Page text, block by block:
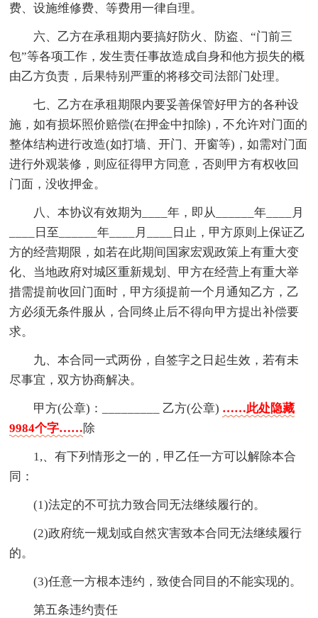
费、设施维修费、等费用一律自理。
六、乙方在承租期内要搞好防火、防盗、“门前三
包”等各项工作，发生责任事故造成自身和他方损失的概
由乙方负责，后果特别严重的将移交司法部门处理。
七、乙方在承租期限内要妥善保管好甲方的各种设
施，如有损坏照价赔偿(在押金中扣除)，不允许对门面的
整体结构进行改造(如打墙、开门、开窗等)，如需对门面
进行外观装修，则应征得甲方同意，否则甲方有权收回
门面，没收押金。
八、本协议有效期为____年，即从______年____月
____日至______年____月____日止，甲方原则上保证乙
方的经营期限，如若在此期间国家宏观政策上有重大变
化、当地政府对城区重新规划、甲方在经营上有重大举
措需提前收回门面时，甲方须提前一个月通知乙方，乙
方必须无条件服从，合同终止后不得向甲方提出补偿要
求。
九、本合同一式两份，自签字之日起生效，若有未
尽事宜，双方协商解决。
甲方(公章)：_________ 乙方(公章) ……此处隐藏
9984个字……除
1,、有下列情形之一的，甲乙任一方可以解除本合
同：
(1)法定的不可抗力致合同无法继续履行的。
(2)政府统一规划或自然灾害致本合同无法继续履行
的。
(3)任意一方根本违约，致使合同目的不能实现的。
第五条违约责任